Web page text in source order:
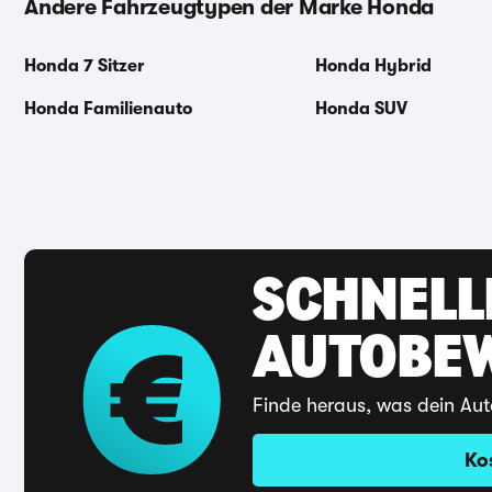
Andere Fahrzeugtypen der Marke Honda
Honda 7 Sitzer
Honda Familienauto
Honda Hybrid
Honda SUV
Finde heraus, was dein